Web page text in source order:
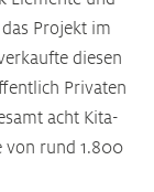
Projekt im
diesen
Privaten
acht Kita-
von rund 1.800